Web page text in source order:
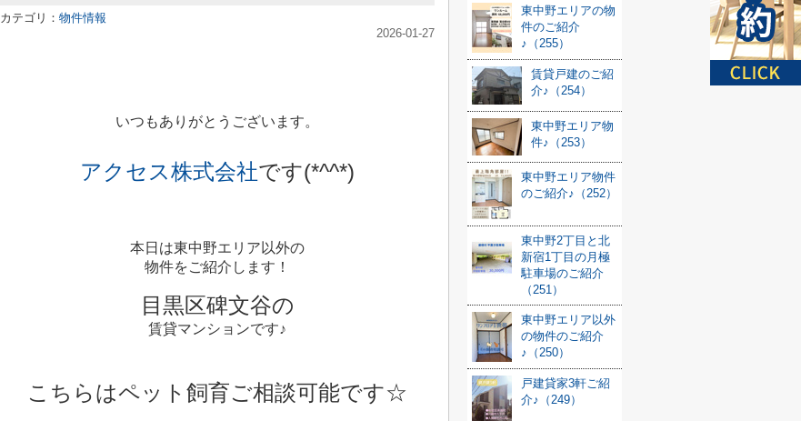
カテゴリ： 物件情報
2026-01-27
いつもありがとうございます。
アクセス株式会社です(*^^*)
本日は東中野エリア以外の
物件をご紹介します！
目黒区碑文谷の
賃貸マンションです♪
こちらはペット飼育ご相談可能です☆
東中野エリアの物
件のご紹介
♪（255）
賃貸戸建のご紹
介♪（254）
東中野エリア物
件♪（253）
東中野エリア物件
のご紹介♪（252）
東中野2丁目と北
新宿1丁目の月極
駐車場のご紹介
（251）
東中野エリア以外
の物件のご紹介
♪（250）
戸建貸家3軒ご紹
介♪（249）